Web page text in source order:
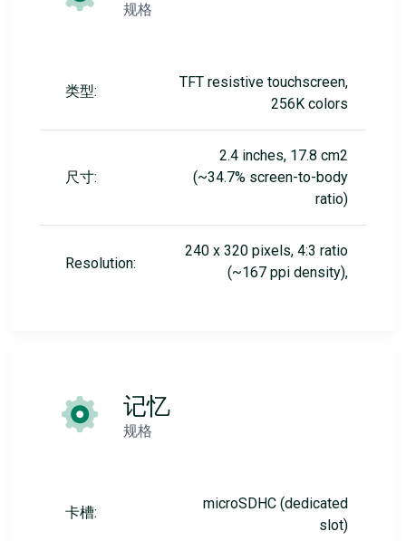
规格
类型:
TFT resistive touchscreen,
256K colors
尺寸:
2.4 inches, 17.8 cm2
(~34.7% screen-to-body
ratio)
Resolution:
240 x 320 pixels, 4:3 ratio
(~167 ppi density),
记忆
规格
卡槽:
microSDHC (dedicated
slot)